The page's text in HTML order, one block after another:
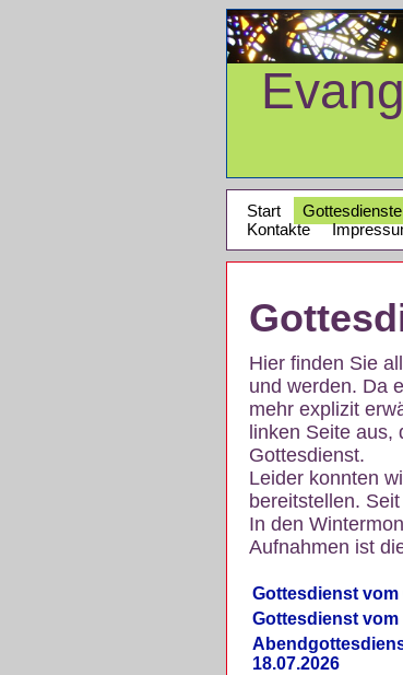
Start Gottesdienste
Kontakte
Hier finden Sie
und werden. Da
mehr explizit
linken Seite aus,
Gottesdienst.
Leider konnten
bereitstellen.
In den
Aufnahmen ist
Gottesdienst vom
Gottesdienst vom
18.07.2026